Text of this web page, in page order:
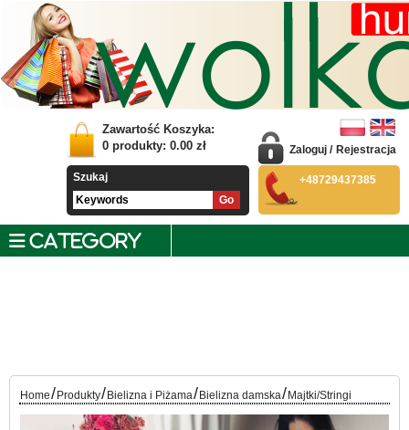
Zawartość Koszyka:
0 produkty: 0.00 zł
Szukaj
Zaloguj / Rejestracja
+48729437385
CATEGORY
Home/ Produkty/ Bielizna i Piżama/ Bielizna damska/ Majtki/Stringi